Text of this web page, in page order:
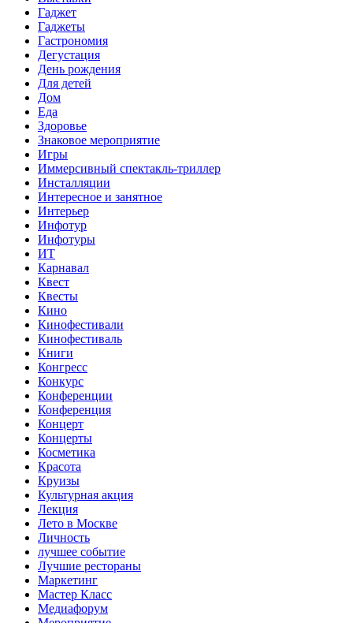
Гаджет
Гаджеты
Гастрономия
Дегустация
День рождения
Для детей
Дом
Еда
Здоровье
Знаковое мероприятие
Игры
Иммерсивный спектакль-триллер
Инсталляции
Интересное и занятное
Интерьер
Инфотур
Инфотуры
ИТ
Карнавал
Квест
Квесты
Кино
Кинофестивали
Кинофестиваль
Книги
Конгресс
Конкурс
Конференции
Конференция
Концерт
Концерты
Косметика
Красота
Круизы
Культурная акция
Лекция
Лето в Москве
Личность
лучшее событие
Лучшие рестораны
Маркетинг
Мастер Класс
Медиафорум